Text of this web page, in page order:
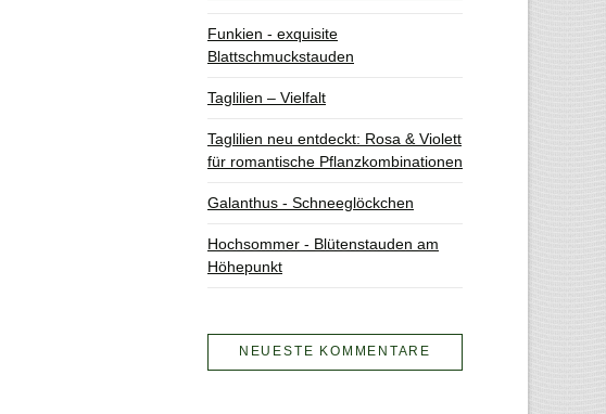
Funkien - exquisite
Blattschmuckstauden
Taglilien – Vielfalt
Taglilien neu entdeckt: Rosa & Violett
für romantische Pflanzkombinationen
Galanthus - Schneeglöckchen
Hochsommer - Blütenstauden am
Höhepunkt
NEUESTE KOMMENTARE